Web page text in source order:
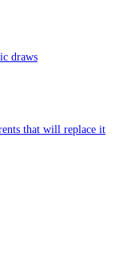
draws
that will replace it